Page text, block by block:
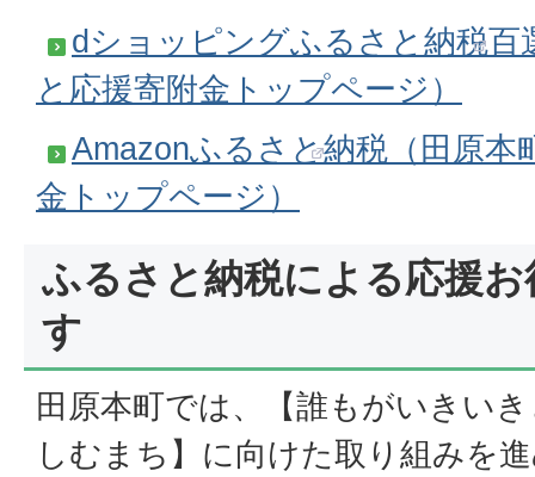
dショッピングふるさと納税百
と応援寄附金トップページ）
Amazonふるさと納税（田原本
金トップページ）
ふるさと納税による応援
す
田原本町では、【誰もがいきい
しむまち】に向けた取り組みを